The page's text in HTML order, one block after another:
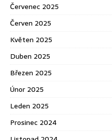
Červenec 2025
Červen 2025
Květen 2025
Duben 2025
Březen 2025
Únor 2025
Leden 2025
Prosinec 2024